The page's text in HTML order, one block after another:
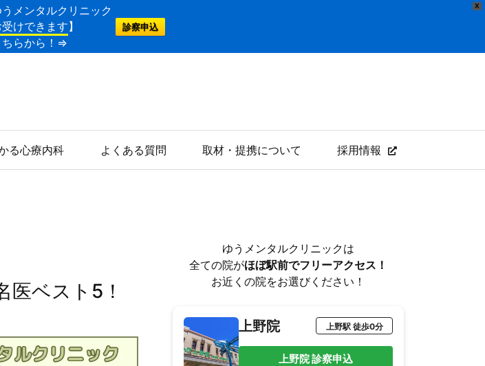
X
メンタルクリニック
けできます】
ちらから！⇒
診察申込
る心療内科 よくある質問 取材・提携について 採用情報
医ベスト5！
ゆうメンタルクリニックは
全ての院がほぼ駅前でフリーアクセス！
お近くの院をお選びください！
上野院 上野駅 徒歩0分
上野院 診察申込